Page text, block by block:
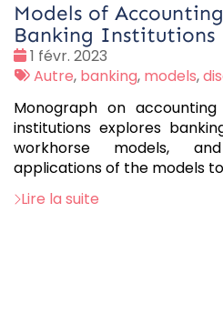
Models of
Banking Institutions
Date
:
1 févr. 2023
Tags
Autre, banking, models,
Monograph on
institutions explores
workhorse models,
applications of the models
Lire la suite